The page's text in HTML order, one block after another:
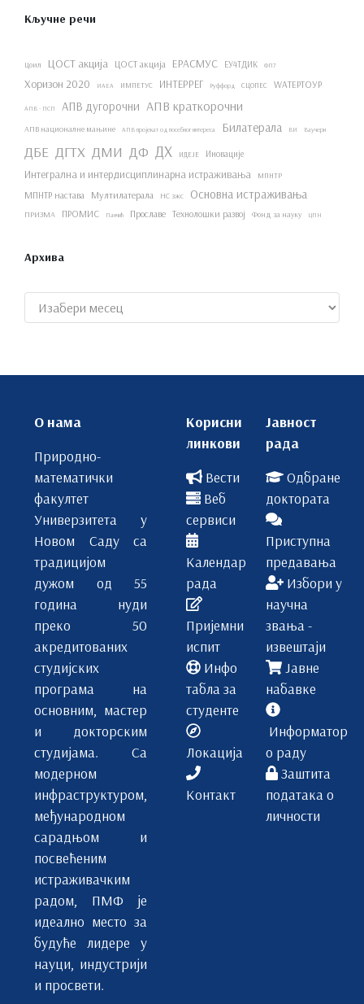
Кључне речи
Цоил ЦОСТ акција ЦОСТ акција ЕРАСМУС ЕУ4ТДИК ФП7
Хоризон 2020 ИАЕА ИМПЕТУС ИНТЕРРЕГ Руффорд СЦОПЕС WАТЕРТОУР
АПВ - ПСП АПВ дугорочни АПВ краткорочни
АПВ националне мањине АПВ пројекат од посебног интереса Билатерала ВИ Ваучери
ДБЕ ДГТХ ДМИ ДФ ДХ ИДЕЈЕ Иновације
Интегрална и интердисциплинарна истраживања МПНТР
МПНТР настава Мултилатерала НС зжс Основна истраживања
ПРИЗМА ПРОМИС Панчић Прославе Технолошки развој Фонд за науку ЦПН
Архива
О нама
Природно-
математички
факултет
Универзитета у
Новом Саду са
традицијом
дужом од 55
година нуди
преко 50
акредитованих
студијских
програма на
основним, мастер
и докторским
студијама. Са
модерном
инфраструктуром,
међународном
сарадњом и
посвећеним
истраживачким
радом, ПМФ је
идеално место за
будуће лидере у
науци, индустрији
и просвети.
Корисни
линкови
Вести
Веб
сервиси
Календар
рада
Пријемни
испит
Инфо
табла за
студенте
Локација
Контакт
Јавност
рада
Одбране
доктората
Приступна
предавања
Избори у
научна
звања -
извештаји
Јавне
набавке
Информатор
о раду
Заштита
података о
личности